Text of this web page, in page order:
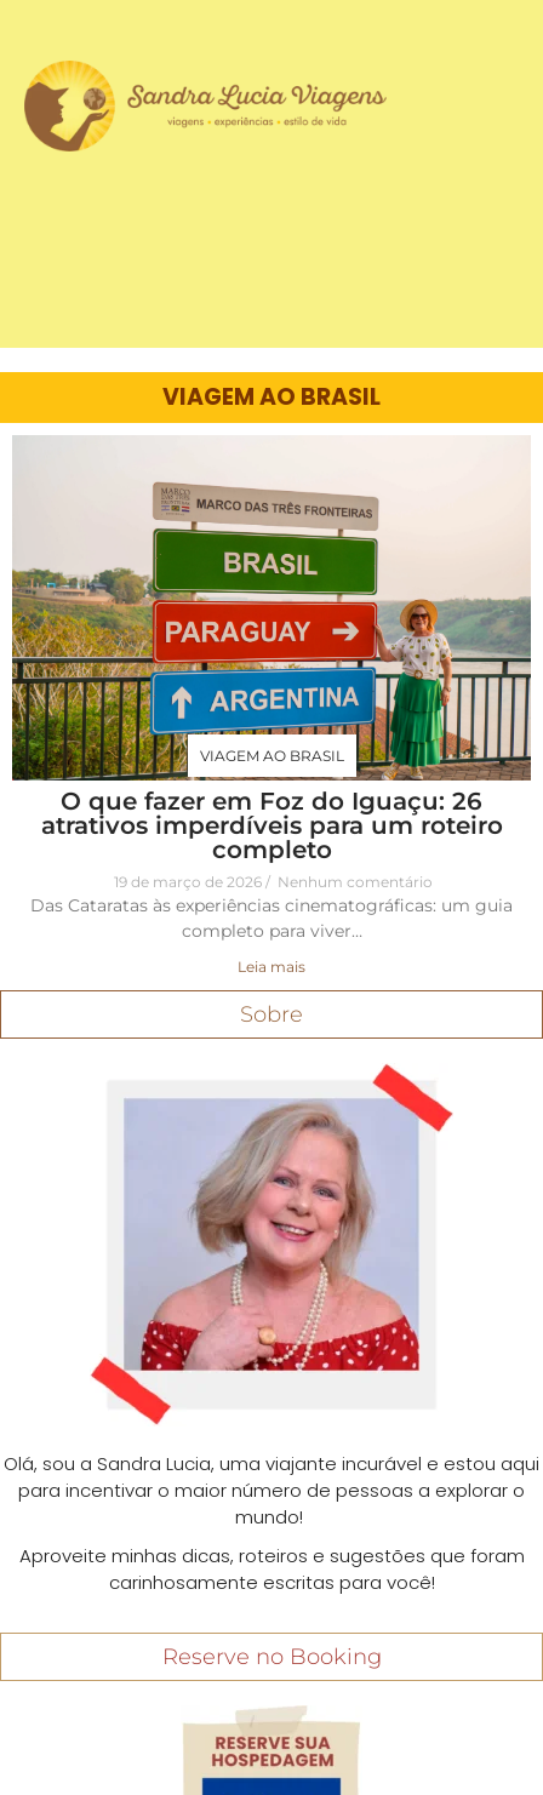
VIAGEM AO BRASIL
VIAGEM AO BRASIL
O que fazer em Foz do Iguaçu: 26
atrativos imperdíveis para um roteiro
completo
19 de março de 2026 Nenhum comentário
Das Cataratas às experiências cinematográficas: um guia
completo para viver…
Leia mais
Sobre
Olá, sou a Sandra Lucia, uma viajante incurável e estou aqui
para incentivar o maior número de pessoas a explorar o
mundo!
Aproveite minhas dicas, roteiros e sugestões que foram
carinhosamente escritas para você!
Reserve no Booking